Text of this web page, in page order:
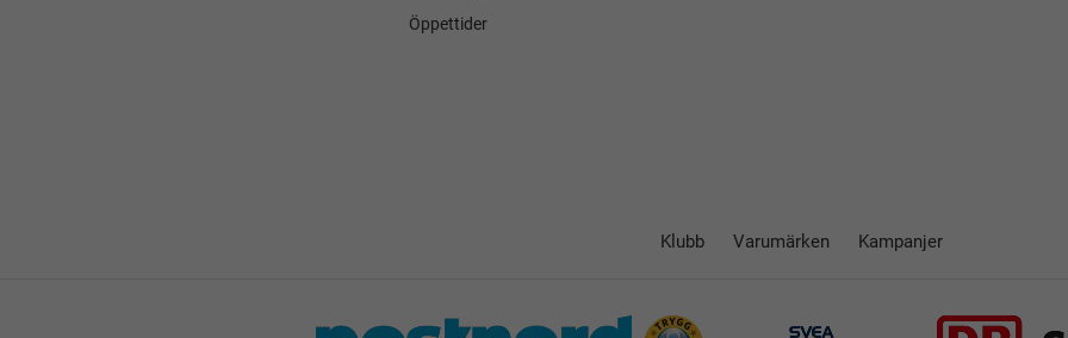
Öppettider
Klubb Varumärken Kampanjer